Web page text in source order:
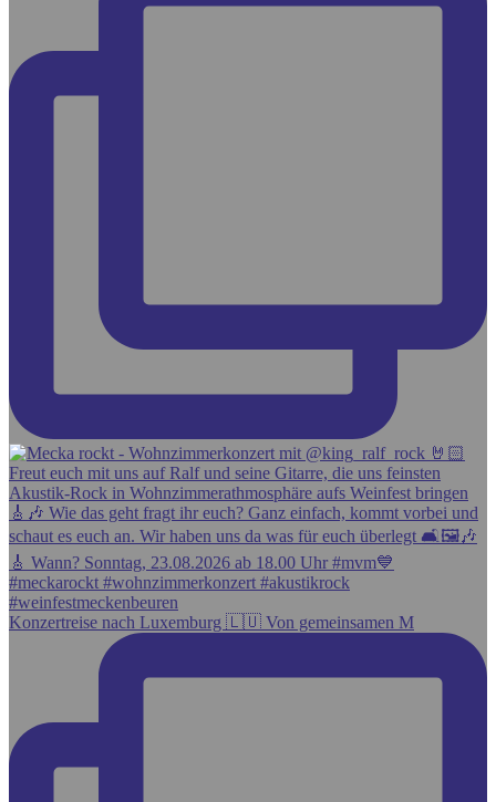
Konzertreise nach Luxemburg 🇱🇺 Von gemeinsamen M